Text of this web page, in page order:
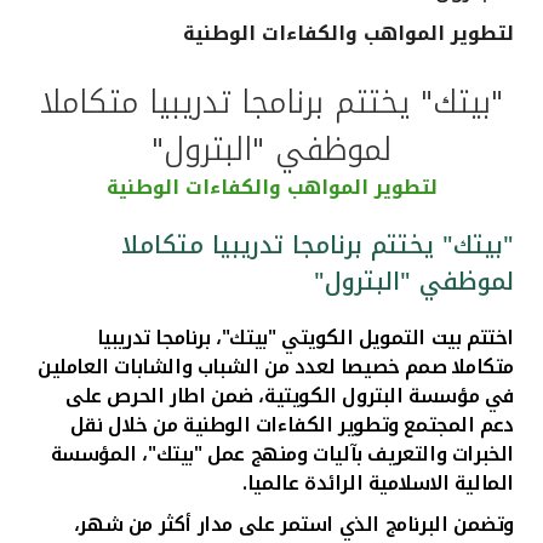
القنوات المصرفية
أدوات وخدمات
خدمات ما بعد البيع
اتصل بنا
مواقع الفروع وأجهزة الصرف الآلي
ألمانيا
ماليزيا
لتطوير المواهب والكفاءات الوطنية
"بيتك" يختتم برنامجا تدريبيا متكاملا
لموظفي "البترول"
لتطوير المواهب والكفاءات الوطنية
"بيتك" يختتم برنامجا تدريبيا متكاملا
لموظفي "البترول"
اختتم بيت التمويل الكويتي "بيتك"، برنامجا تدريبيا
متكاملا صمم خصيصا لعدد من الشباب والشابات العاملين
في مؤسسة البترول الكويتية، ضمن اطار الحرص على
دعم المجتمع وتطوير الكفاءات الوطنية من خلال نقل
الخبرات والتعريف بآليات ومنهج عمل "بيتك"، المؤسسة
المالية الاسلامية الرائدة عالميا.
وتضمن البرنامج الذي استمر على مدار أكثر من شهر،